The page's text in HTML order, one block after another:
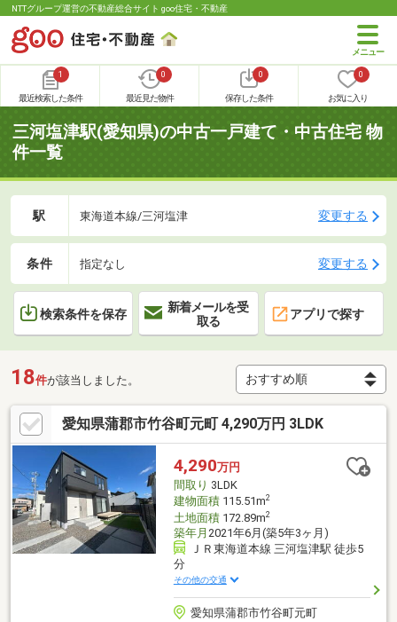
NTTグループ運営の不動産総合サイト goo住宅・不動産
1
最近検索した条件
0
最近見た物件
0
保存した条件
0
お気に入り
三河塩津駅(愛知県)の中古一戸建て・中古住宅 物
件一覧
駅 東海道本線/三河塩津 変更する
条件 指定なし 変更する
検索条件を保存
新着メールを受
取る
アプリで探す
18件が該当しました。
愛知県蒲郡市竹谷町元町 4,290万円 3LDK
4,290万円
間取り 3LDK
建物面積115.51m2
土地面積172.89m2
築年月 2021年6月(築5年3ヶ月)
ＪＲ東海道本線 三河塩津駅 徒歩5
分
その他の交通
愛知県蒲郡市竹谷町元町